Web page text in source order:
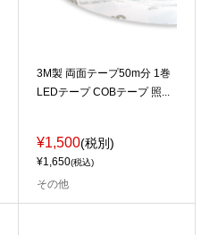
3M製 両面テープ50m分 1巻
LEDテープ COBテープ 照...
¥1,500(税別)
¥1,650(税込)
その他